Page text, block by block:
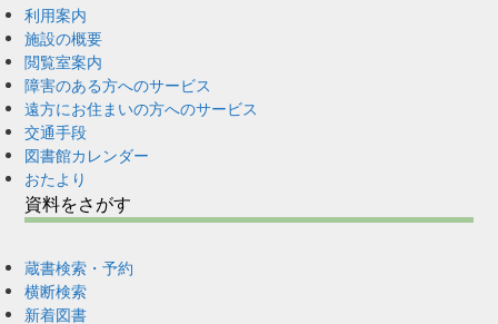
利用案内
施設の概要
閲覧室案内
障害のある方へのサービス
遠方にお住まいの方へのサービス
交通手段
図書館カレンダー
おたより
資料をさがす
蔵書検索・予約
横断検索
新着図書